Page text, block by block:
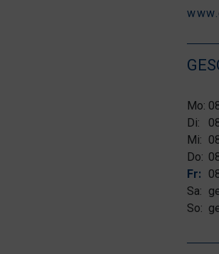
Mo:
Di:
Mi:
Do:
Fr:
Sa:
So: